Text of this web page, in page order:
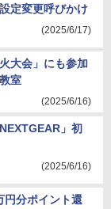
定変更呼びかけ
(2025/6/17)
大会」にも参加
室
(2025/6/16)
」初
(2025/6/16)
円分ポイント還